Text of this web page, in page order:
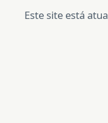
Este site está